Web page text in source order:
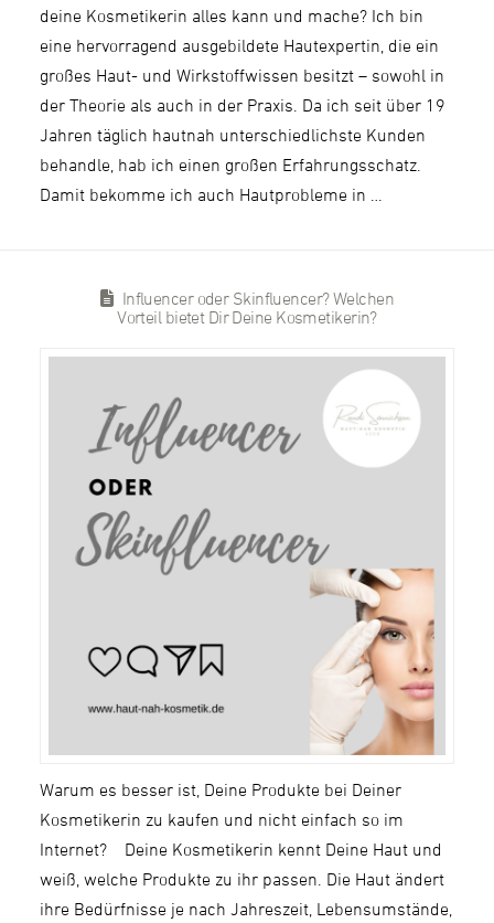
deine Kosmetikerin alles kann und mache? Ich bin
eine hervorragend ausgebildete Hautexpertin, die ein
großes Haut- und Wirkstoffwissen besitzt – sowohl in
der Theorie als auch in der Praxis. Da ich seit über 19
Jahren täglich hautnah unterschiedlichste Kunden
behandle, hab ich einen großen Erfahrungsschatz.
Damit bekomme ich auch Hautprobleme in …
Influencer oder Skinfluencer? Welchen
Vorteil bietet Dir Deine Kosmetikerin?
Warum es besser ist, Deine Produkte bei Deiner
Kosmetikerin zu kaufen und nicht einfach so im
Internet? Deine Kosmetikerin kennt Deine Haut und
weiß, welche Produkte zu ihr passen. Die Haut ändert
ihre Bedürfnisse je nach Jahreszeit, Lebensumstände,